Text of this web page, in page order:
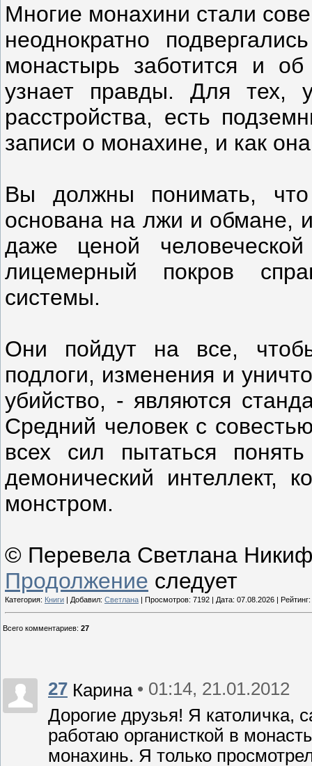
Многие монахини стали
неоднократно
монастырь заботится и
узнает правды. Для тех,
расстройства, есть
записи о монахине, и как
Вы должны понимать, что
основана на лжи и обмане,
даже ценой
лицемерный покров
системы.
Они пойдут на все,
подлоги, изменения и
убийство, - являются
Средний человек с
всех сил пытаться
демонический интеллект,
монстром.
© Перевела Светлана
Продолжение следует
Категория: Книги | Добавил: Светлана | Просмотров: 7192 | Дата: 07.08.2026 |
Всего комментариев: 27
27 Карина • 01:14, 21.01.2012
Дорогие друзья! Я католичка,
работаю органисткой в
монахинь. Я только